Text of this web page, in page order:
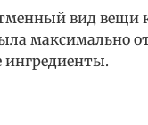
вид вещи
максимально
ингредиенты.